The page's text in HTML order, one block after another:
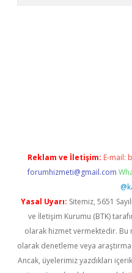
Reklam ve İletişim: E-mail:
forumhizmeti@gmail.com
Yasal Uyarı: Sitemiz, 5651
ve İletişim Kurumu (BTK)
olarak hizmet vermektedir.
olarak denetleme veya
Ancak, üyelerimiz yazdıkları